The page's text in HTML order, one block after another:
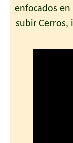
enfocados en
subir Cerros,